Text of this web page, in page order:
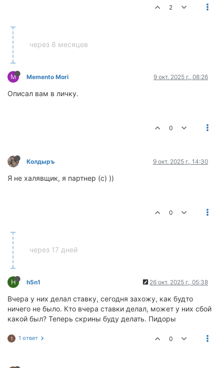
2
через 8 месяцев
M Memento Mori 9 окт. 2025 г., 08:26
Описал вам в личку.
0
Колдыръ 9 окт. 2025 г., 14:30
Я не халявщик, я партнер (с) ))
0
через 17 дней
H h5n1 26 окт. 2025 г., 05:38
Вчера у них делал ставку, сегодня захожу, как будто
ничего не было. Кто вчера ставки делал, может у них сбой
какой был? Теперь скрины буду делать. Пидоры
1 1 ответ 0